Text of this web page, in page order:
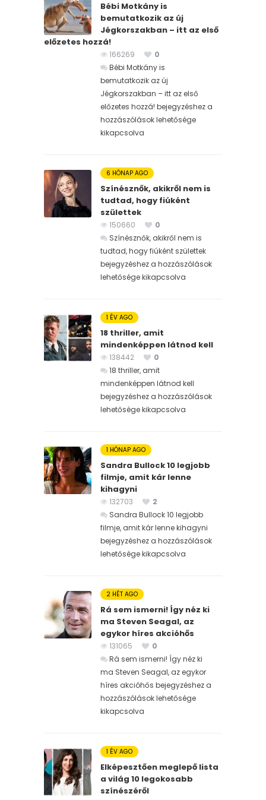
Bébi Motkány is
bemutatkozik az új
Jégkorszakban – itt az első
előzetes hozzá!
166269
0
Bébi Motkány is
bemutatkozik az új
Jégkorszakban – itt az első
előzetes hozzá! bejegyzéshez a
hozzászólások lehetősége
kikapcsolva
6 HÓNAP AGO
Színésznők, akikről nem is
tudtad, hogy fiúként
születtek
150660
0
Színésznők, akikről nem is
tudtad, hogy fiúként születtek
bejegyzéshez a hozzászólások
lehetősége kikapcsolva
1 ÉV AGO
18 thriller, amit
mindenképpen látnod kell
138442
0
18 thriller, amit
mindenképpen látnod kell
bejegyzéshez a hozzászólások
lehetősége kikapcsolva
1 HÓNAP AGO
Sandra Bullock 10 legjobb
filmje, amit kár lenne
kihagyni
132703
2
Sandra Bullock 10 legjobb
filmje, amit kár lenne kihagyni
bejegyzéshez a hozzászólások
lehetősége kikapcsolva
2 HÉT AGO
Rá sem ismerni! Így néz ki
ma Steven Seagal, az
egykor híres akcióhős
131065
0
Rá sem ismerni! Így néz ki
ma Steven Seagal, az egykor
híres akcióhős bejegyzéshez a
hozzászólások lehetősége
kikapcsolva
1 ÉV AGO
Elképesztően meglepő lista
a világ 10 legokosabb
színészéről